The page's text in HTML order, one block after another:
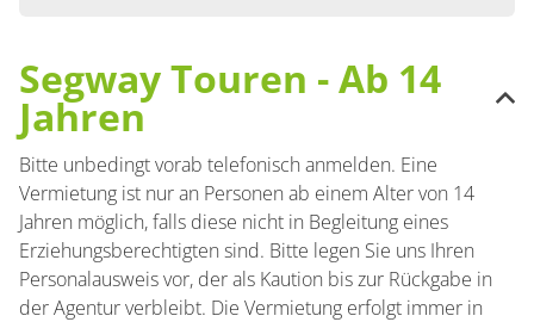
Segway Touren - Ab 14
Jahren
Bitte unbedingt vorab telefonisch anmelden. Eine
Vermietung ist nur an Personen ab einem Alter von 14
Jahren möglich, falls diese nicht in Begleitung eines
Erziehungsberechtigten sind. Bitte legen Sie uns Ihren
Personalausweis vor, der als Kaution bis zur Rückgabe in
der Agentur verbleibt. Die Vermietung erfolgt immer in